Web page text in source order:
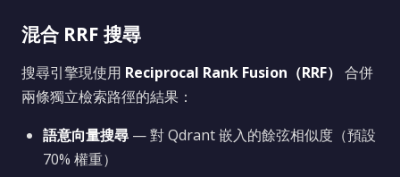
混合 RRF 搜尋
搜尋引擎現使用 Reciprocal Rank Fusion（RRF） 合併
兩條獨立檢索路徑的結果：
語意向量搜尋 — 對 Qdrant 嵌入的餘弦相似度（預設
70% 權重）